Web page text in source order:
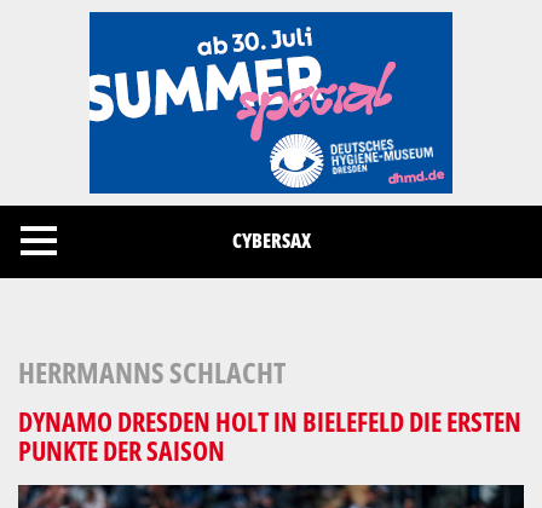
CYBERSAX
HERRMANNS SCHLACHT
DYNAMO DRESDEN HOLT IN BIELEFELD DIE ERSTEN
PUNKTE DER SAISON
Cookies management panel